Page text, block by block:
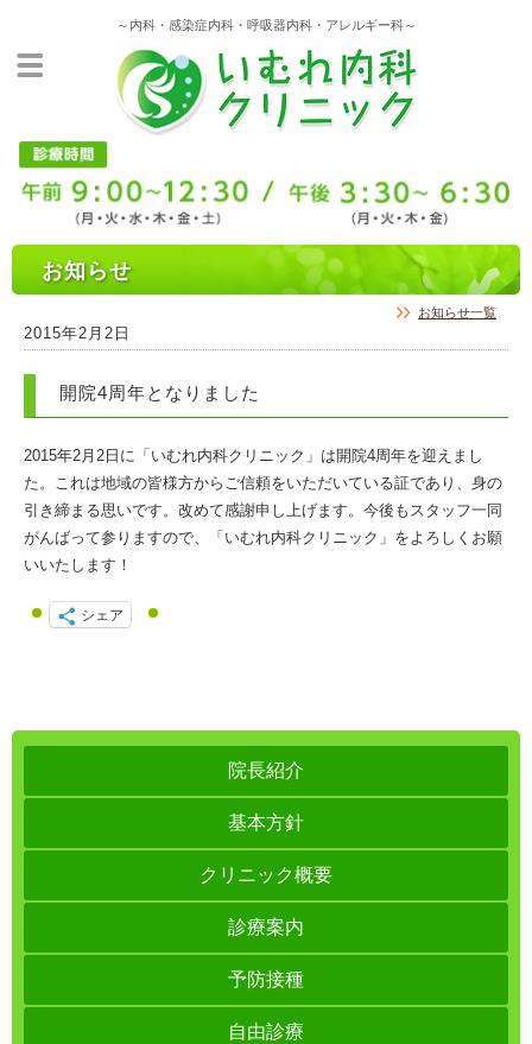
～内科・感染症内科・呼吸器内科・アレルギー科～
お知らせ
お知らせ一覧
2015年2月2日
開院4周年となりました
2015年2月2日に「いむれ内科クリニック」は開院4周年を迎えまし
た。これは地域の皆様方からご信頼をいただいている証であり、身の
引き締まる思いです。改めて感謝申し上げます。今後もスタッフ一同
がんばって参りますので、「いむれ内科クリニック」をよろしくお願
いいたします！
シェア
院長紹介
基本方針
クリニック概要
診療案内
予防接種
自由診療